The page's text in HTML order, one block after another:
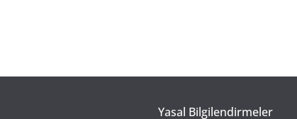
Yasal Bilgilendirmeler